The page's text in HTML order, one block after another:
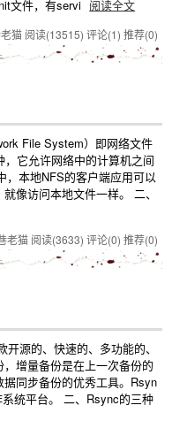
文件，有servi 阅读全文
猫 阅读(13515) 评论(1) 推荐(0)
File System）即网络文件
它允许网络中的计算机之间
，本地NFS的客户端应用可以
像访问本地文件一样。 二、
老猫 阅读(3633) 评论(0) 推荐(0)
源的、快速的、多功能的、
增量备份是在上一次备份的
同步备份的优秀工具。Rsyn
统平台。 二、Rsync的三种